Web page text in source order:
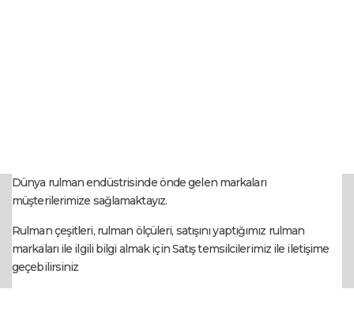
Dünya rulman endüstrisinde önde gelen markaları
müşterilerimize sağlamaktayız.
Rulman çeşitleri, rulman ölçüleri, satışını yaptığımız rulman
markaları ile ilgili bilgi almak için Satış temsilcilerimiz ile iletişime
geçebilirsiniz